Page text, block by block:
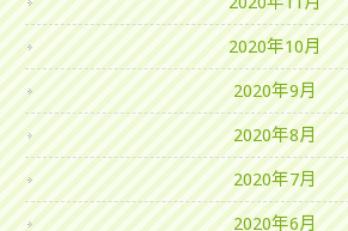
2020年10月
2020年9月
2020年8月
2020年7月
2020年6月